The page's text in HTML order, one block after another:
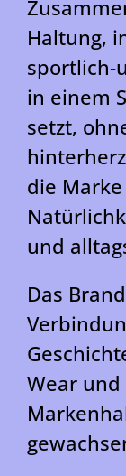
Haltung,
sportlich-
in einem
setzt,
die
und
Das
Wear